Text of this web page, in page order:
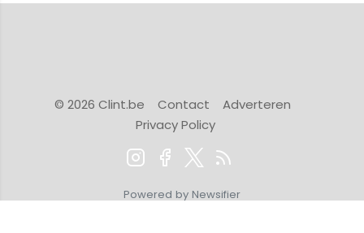
© 2026 Clint.be Contact
Adverteren
Privacy Policy
Powered by Newsifier